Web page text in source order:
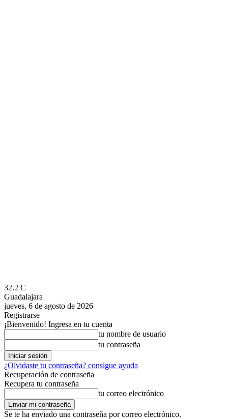
32.2 C
Guadalajara
jueves, 6 de agosto de 2026
Registrarse
¡Bienvenido! Ingresa en tu cuenta
tu nombre de usuario
tu contraseña
¿Olvidaste tu contraseña? consigue ayuda
Recuperación de contraseña
Recupera tu contraseña
tu correo electrónico
Se te ha enviado una contraseña por correo electrónico.